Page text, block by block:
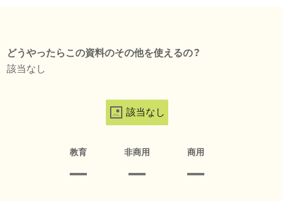
どうやったらこの資料のその他を使えるの？
該当なし
該当なし
教育 非商用 商用